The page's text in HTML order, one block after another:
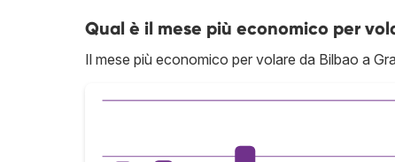
Qual è il mese più economico per
Il mese più economico per volare da Bilbao a